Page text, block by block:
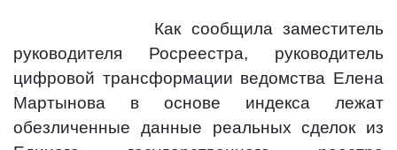
Как сообщила заместитель
руководителя Росреестра, руководитель
цифровой трансформации ведомства Елена
Мартынова в основе индекса лежат
обезличенные данные реальных сделок из